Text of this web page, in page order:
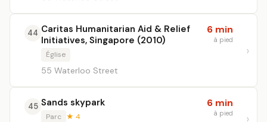
44 Caritas Humanitarian Aid & Relief
Initiatives, Singapore (2010)
Église
55 Waterloo Street
6 min
à pied
45 Sands skypark
Parc ★ 4
6 min
à pied